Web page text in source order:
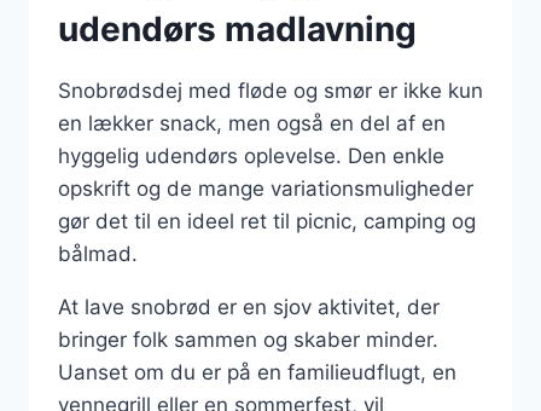
udendørs madlavning
Snobrødsdej med fløde og smør er ikke kun
en lækker snack, men også en del af en
hyggelig udendørs oplevelse. Den enkle
opskrift og de mange variationsmuligheder
gør det til en ideel ret til picnic, camping og
bålmad.
At lave snobrød er en sjov aktivitet, der
bringer folk sammen og skaber minder.
Uanset om du er på en familieudflugt, en
vennegrill eller en sommerfest, vil